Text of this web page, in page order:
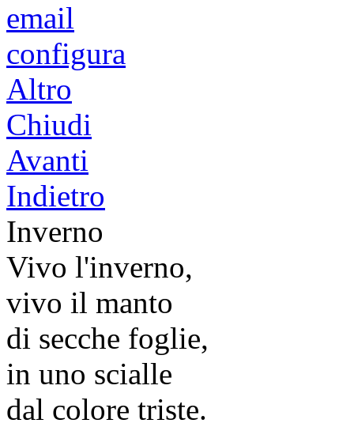
email
configura
Altro
Chiudi
Avanti
Indietro
Inverno
Vivo l'inverno,
vivo il manto
di secche foglie,
in uno scialle
dal colore triste.